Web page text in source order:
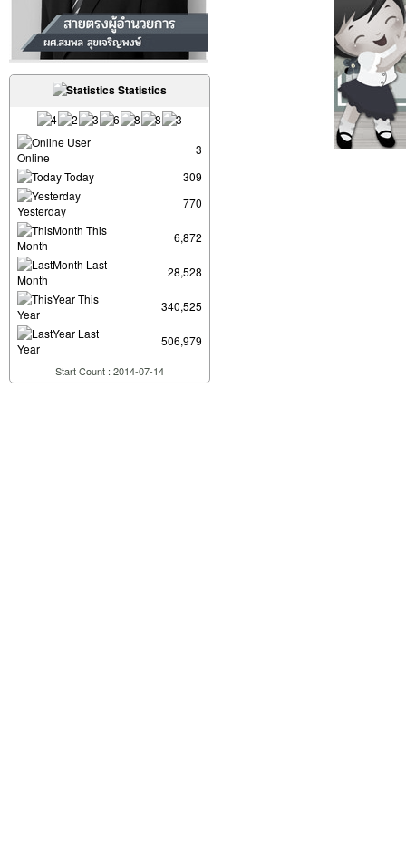
Statistics
User
Online
3
Today
309
Yesterday
770
This
Month
6,872
Last
Month
28,528
This
Year
340,525
Last
Year
506,979
Start Count : 2014-07-14